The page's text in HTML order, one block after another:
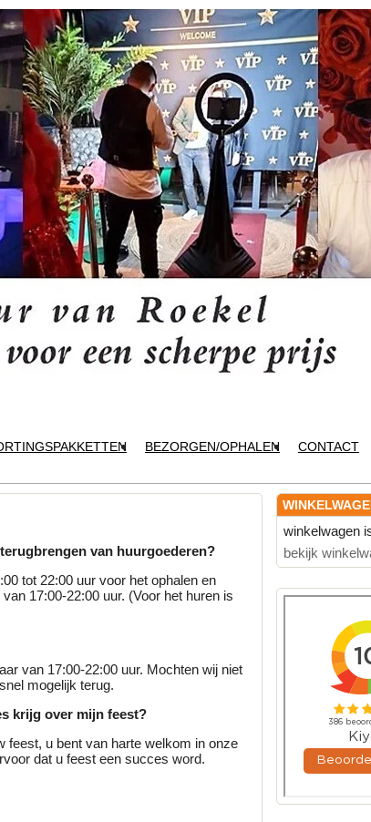
BEZORGEN/OPHALEN CONTACT
van huurgoederen?
tot 22:00 uur voor het ophalen en
17:00-22:00 uur. (Voor het huren is
van 17:00-22:00 uur. Mochten wij niet
mogelijk terug.
krijg over mijn feest?
feest, u bent van harte welkom in onze
dat u feest een succes word.
winkelwagen
bekijk